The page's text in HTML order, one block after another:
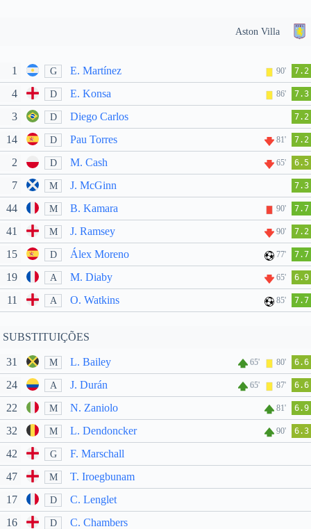
Aston Villa
1 G E. Martínez 90' 7.2
4 D E. Konsa 86' 7.3
3 D Diego Carlos 7.2
14 D Pau Torres 81' 7.2
2 D M. Cash 65' 6.5
7 M J. McGinn 7.3
44 M B. Kamara 90' 7.7
41 M J. Ramsey 90' 7.2
15 D Álex Moreno 77' 7.7
19 A M. Diaby 65' 6.9
11 A O. Watkins 85' 7.7
SUBSTITUIÇÕES
31 M L. Bailey 65' 80' 6.6
24 A J. Durán 65' 87' 6.6
22 M N. Zaniolo 81' 6.9
32 M L. Dendoncker 90' 6.3
42 G
F. Marschall
47
M
T. Iroegbunam
17
D
C. Lenglet
16
D
C. Chambers